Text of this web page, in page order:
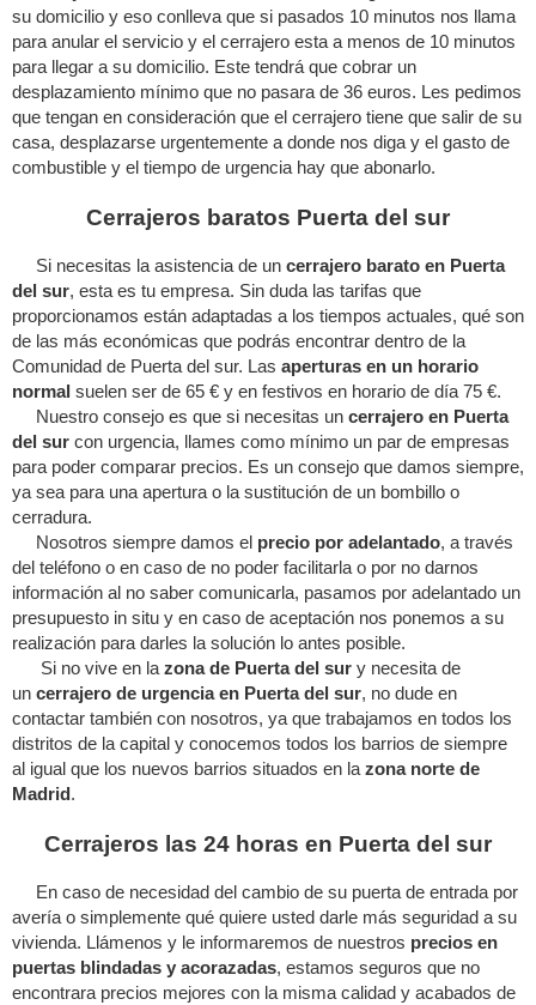
su domicilio y eso conlleva que si pasados 10 minutos nos llama
para anular el servicio y el cerrajero esta a menos de 10 minutos
para llegar a su domicilio. Este tendrá que cobrar un
desplazamiento mínimo que no pasara de 36 euros. Les pedimos
que tengan en consideración que el cerrajero tiene que salir de su
casa, desplazarse urgentemente a donde nos diga y el gasto de
combustible y el tiempo de urgencia hay que abonarlo.
Cerrajeros baratos Puerta del sur
Si necesitas la asistencia de un cerrajero barato en Puerta
del sur, esta es tu empresa. Sin duda las tarifas que
proporcionamos están adaptadas a los tiempos actuales, qué son
de las más económicas que podrás encontrar dentro de la
Comunidad de Puerta del sur. Las aperturas en un horario
normal suelen ser de 65 € y en festivos en horario de día 75 €.
Nuestro consejo es que si necesitas un cerrajero en Puerta
del sur con urgencia, llames como mínimo un par de empresas
para poder comparar precios. Es un consejo que damos siempre,
ya sea para una apertura o la sustitución de un bombillo o
cerradura.
Nosotros siempre damos el precio por adelantado, a través
del teléfono o en caso de no poder facilitarla o por no darnos
información al no saber comunicarla, pasamos por adelantado un
presupuesto in situ y en caso de aceptación nos ponemos a su
realización para darles la solución lo antes posible.
Si no vive en la zona de Puerta del sur y necesita de
un cerrajero de urgencia en Puerta del sur, no dude en
contactar también con nosotros, ya que trabajamos en todos los
distritos de la capital y conocemos todos los barrios de siempre
al igual que los nuevos barrios situados en la zona norte de
Madrid .
Cerrajeros las 24 horas en Puerta del sur
En caso de necesidad del cambio de su puerta de entrada por
avería o simplemente qué quiere usted darle más seguridad a su
vivienda. Llámenos y le informaremos de nuestros precios en
puertas blindadas y acorazadas, estamos seguros que no
encontrara precios mejores con la misma calidad y acabados de